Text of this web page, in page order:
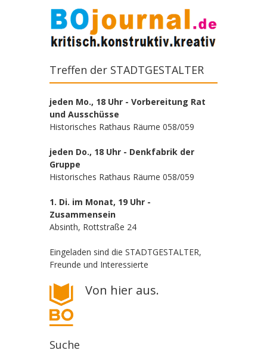
Treffen der STADTGESTALTER
jeden Mo., 18 Uhr - Vorbereitung Rat
und Ausschüsse
Historisches Rathaus Räume 058/059
jeden Do., 18 Uhr - Denkfabrik der
Gruppe
Historisches Rathaus Räume 058/059
1. Di. im Monat, 19 Uhr -
Zusammensein
Absinth, Rottstraße 24
Eingeladen sind die STADTGESTALTER,
Freunde und Interessierte
Von hier aus.
Suche